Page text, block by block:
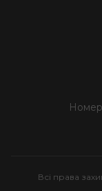
Номер
Всі права